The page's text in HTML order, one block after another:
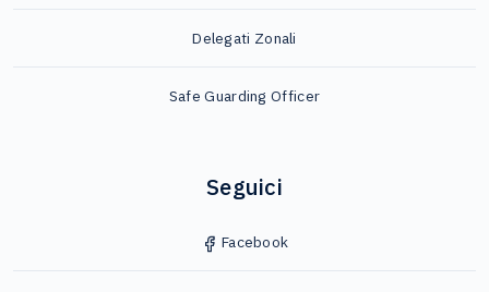
Delegati Zonali
Safe Guarding Officer
Seguici
Facebook